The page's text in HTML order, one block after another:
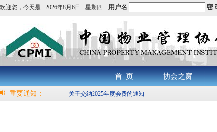
欢迎您， 今天是 - 2026年8月6日 - 星期四 用户名 密
首 页 协会之窗
重要通知： 关于交纳2025年度会费的通知